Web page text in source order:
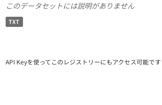
このデータセットには説明がありません
TXT
API Keyを使ってこのレジストリーにもアクセス可能です